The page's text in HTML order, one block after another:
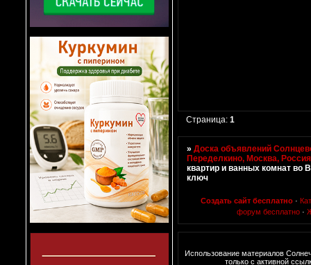
Страница:1
»Доска объявлений
Переделкино, Москва, Россия
квартир и ванных комнат во
ключ
Создать сайт бесплатно ·
форум бесплатно ·
Использование материалов
только с активной